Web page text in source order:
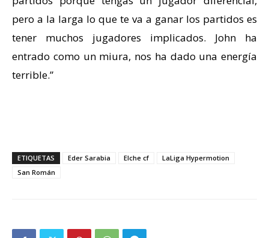
pero a la larga lo que te va a ganar los partidos es
tener muchos jugadores implicados. John ha
entrado como un miura, nos ha dado una energía
terrible.”
ETIQUETAS Eder Sarabia Elche cf
LaLiga Hypermotion
San Román